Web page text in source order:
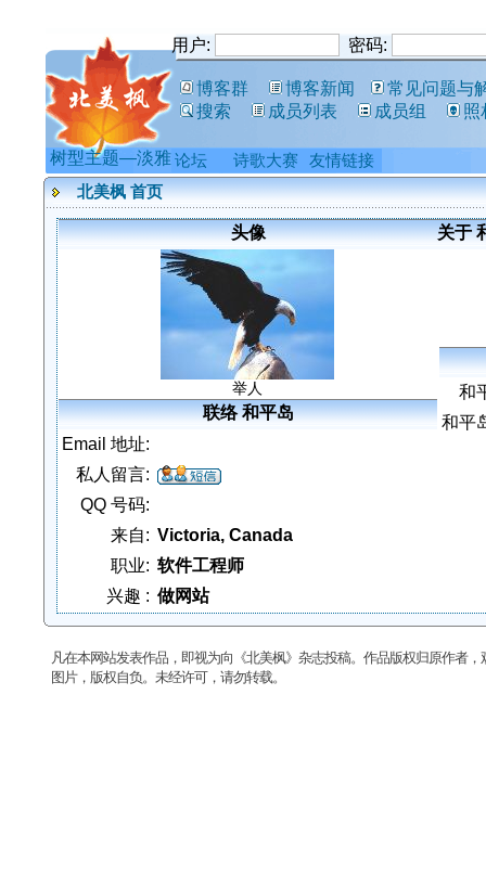
用户: 密码:
博客群 博客新闻
常见问题与
搜索
成员列表 成员组 照
树型主题—淡雅
北美枫 首页
头像 关于
举人
和
和平
联络 和平岛
Email 地址:
私人留言:
QQ 号码:
来自: Victoria, Canada
职业: 软件工程师
兴趣 : 做网站
凡在本网站发表作品，即视为向《北美枫》杂志投稿。作品版权归原作者
图片，版权自负。未经许可，请勿转载。
论坛 诗歌大赛 友情链接